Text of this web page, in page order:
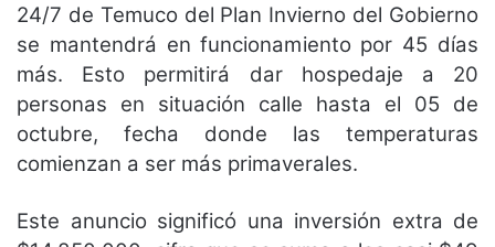
24/7 de Temuco del Plan Invierno del Gobierno
se mantendrá en funcionamiento por 45 días
más. Esto permitirá dar hospedaje a 20
personas en situación calle hasta el 05 de
octubre, fecha donde las temperaturas
comienzan a ser más primaverales.
Este anuncio significó una inversión extra de